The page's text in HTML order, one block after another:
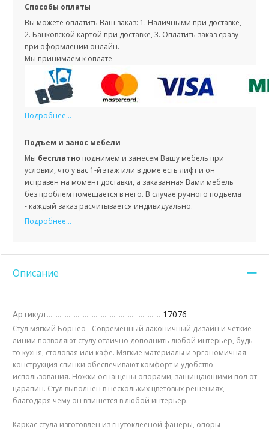
Способы оплаты
Вы можете оплатить Ваш заказ: 1. Наличными при доставке,
2. Банковской картой при доставке, 3. Оплатить заказ сразу
при оформлении онлайн.
Мы принимаем к оплате
Подробнее...
Подъем и занос мебели
Мы бесплатно поднимем и занесем Вашу мебель при
условии, что у вас 1-й этаж или в доме есть лифт и он
исправен на момент доставки, а заказанная Вами мебель
без проблем помещается в него. В случае ручного подъема
- каждый заказ расчитывается индивидуально.
Подробнее...
Описание
Артикул 17076
Стул мягкий Борнео - Современный лаконичный дизайн и четкие
линии позволяют стулу отлично дополнить любой интерьер, будь
то кухня, столовая или кафе. Мягкие материалы и эргономичная
конструкция спинки обеспечивают комфорт и удобство
использования. Ножки оснащены опорами, защищающими пол от
царапин. Стул выполнен в нескольких цветовых решениях,
благодаря чему он впишется в любой интерьер.
Каркас стула изготовлен из гнутоклееной фанеры, опоры